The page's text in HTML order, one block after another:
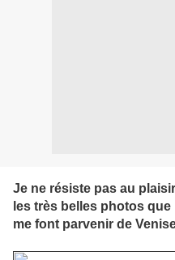
Je ne résiste pas au
les très belles photos
me font parvenir de